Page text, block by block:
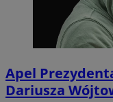
Apel
Dariusza